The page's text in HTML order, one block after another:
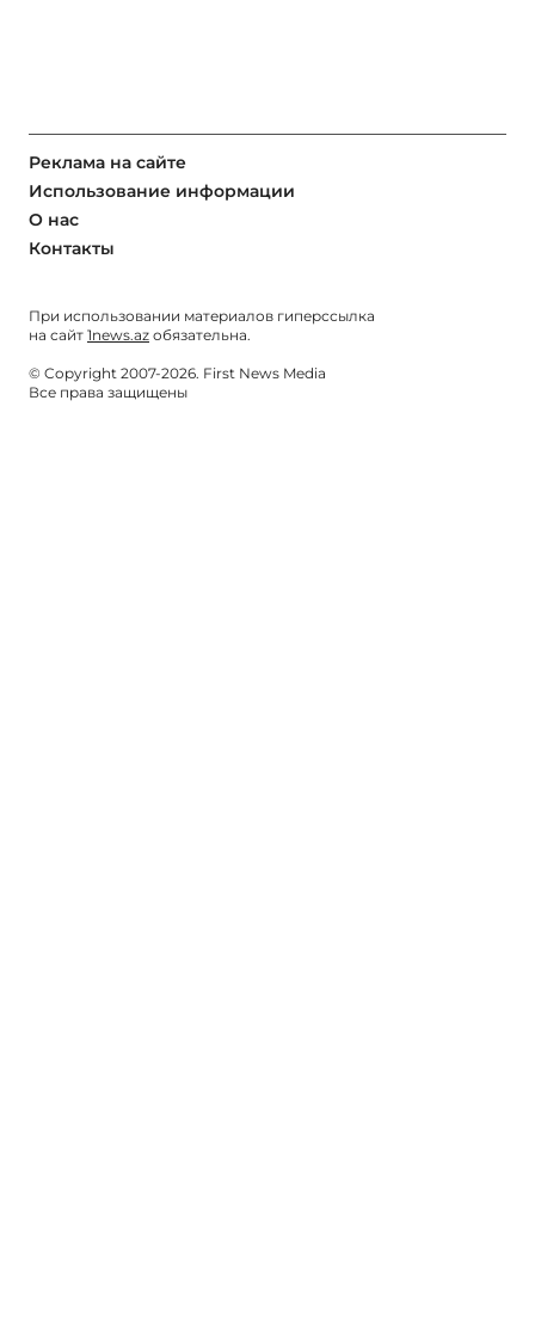
Реклама на сайте
Использование информации
О нас
Контакты
При использовании материалов гиперссылка
на сайт 1news.az обязательна.
© Copyright 2007-2026. First News Media
Все права защищены